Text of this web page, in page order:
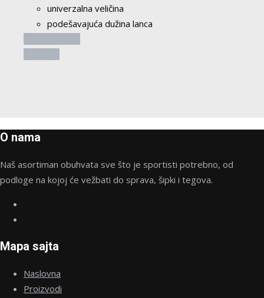
univerzalna veličina
podešavajuća dužina lanca
O nama
Naš asortiman obuhvata sve što je sportisti potrebno, od
podloge na kojoj će vežbati do sprava, šipki i tegova.
Mapa sajta
Naslovna
Proizvodi